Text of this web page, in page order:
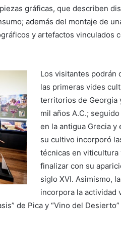
gráficas, que describen
además del montaje de
y artefactos vinculados
Los visitantes podrán
las primeras vides
territorios de Georgia
mil años A.C.;
en la antigua Grecia y
su cultivo incorporó
técnicas en viticultura
finalizar con su
siglo XVI. Asimismo,
incorpora la actividad
de Pica y “Vino del